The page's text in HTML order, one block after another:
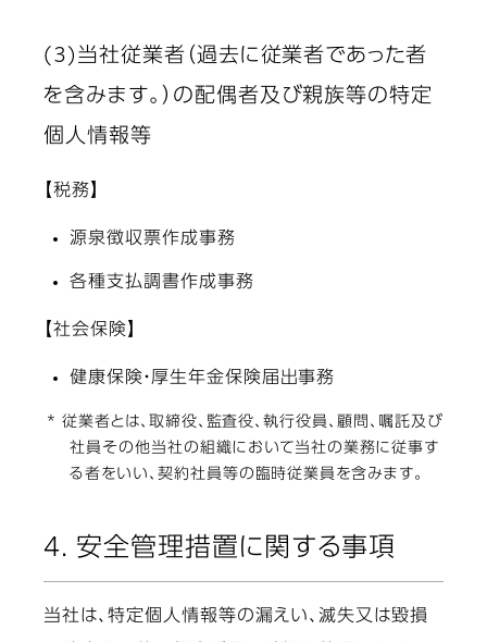
(3)当社従業者（過去に従業者であった者
を含みます。）の配偶者及び親族等の特定
個人情報等
【税務】
源泉徴収票作成事務
各種支払調書作成事務
【社会保険】
健康保険・厚生年金保険届出事務
* 従業者とは、取締役、監査役、執行役員、顧問、嘱託及び
社員その他当社の組織において当社の業務に従事す
る者をいい、契約社員等の臨時従業員を含みます。
4. 安全管理措置に関する事項
当社は、特定個人情報等の漏えい、滅失又は毀損